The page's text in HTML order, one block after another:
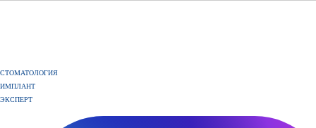
СТОМАТОЛОГИЯ
ИМПЛАНТ
ЭКСПЕРТ